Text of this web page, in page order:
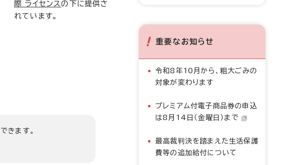
際 ライセンス の下に提供さ
れています。
きます。
重要なお知らせ
令和8年10月から、粗大ごみの
対象が変わります
プレミアム付電子商品券の申込
は8月14日（金曜日）まで
最高裁判決を踏まえた生活保護
費等の追加給付について